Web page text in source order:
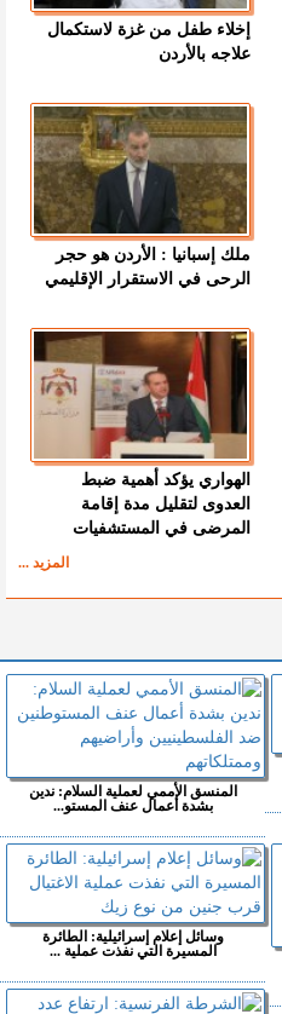
إخلاء طفل من غزة لاستكمال
علاجه بالأردن
ملك إسبانيا : الأردن هو حجر
الرحى في الاستقرار الإقليمي
الهواري يؤكد أهمية ضبط
العدوى لتقليل مدة إقامة
المرضى في المستشفيات
المزيد ...
المنسق الأممي لعملية السلام: ندين
بشدة أعمال عنف المستو...
وسائل إعلام إسرائيلية: الطائرة
المسيرة التي نفذت عملية ...